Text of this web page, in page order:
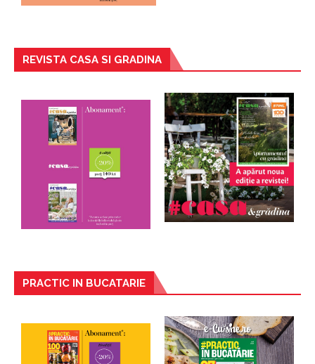
REVISTA CASA SI GRADINA
PRACTIC IN BUCATARIE